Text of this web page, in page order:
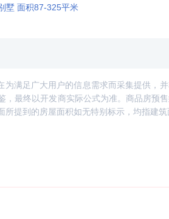
墅 面积87-325平米
为满足广大用户的信息需求而采集提供，
，最终以开发商实际公式为准。商品房预
提到的房屋面积如无特别标示，均指建筑